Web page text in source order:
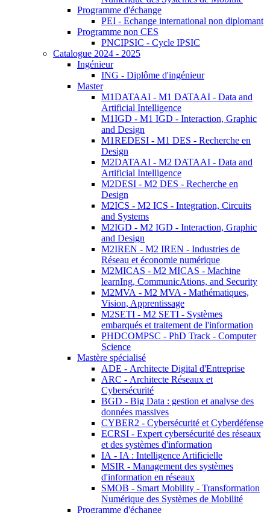
Programme d'échange
PEI - Echange international non diplomant
Programme non CES
PNCIPSIC - Cycle IPSIC
Catalogue 2024 - 2025
Ingénieur
ING - Diplôme d'ingénieur
Master
M1DATAAI - M1 DATAAI - Data and
Artificial Intelligence
M1IGD - M1 IGD - Interaction, Graphic
and Design
M1REDESI - M1 DES - Recherche en
Design
M2DATAAI - M2 DATAAI - Data and
Artificial Intelligence
M2DESI - M2 DES - Recherche en
Design
M2ICS - M2 ICS - Integration, Circuits
and Systems
M2IGD - M2 IGD - Interaction, Graphic
and Design
M2IREN - M2 IREN - Industries de
Réseau et économie numérique
M2MICAS - M2 MICAS - Machine
learnIng, CommunicAtions, and Security
M2MVA - M2 MVA - Mathématiques,
Vision, Apprentissage
M2SETI - M2 SETI - Systèmes
embarqués et traitement de l'information
PHDCOMPSC - PhD Track - Computer
Science
Mastère spécialisé
ADE - Architecte Digital d'Entreprise
ARC - Architecte Réseaux et
Cybersécurité
BGD - Big Data : gestion et analyse des
données massives
CYBER2 - Cybersécurité et Cyberdéfense
ECRSI - Expert cybersécurité des réseaux
et des systèmes d'information
IA - IA : Intelligence Artificielle
MSIR - Management des systèmes
d'information en réseaux
SMOB - Smart Mobility - Transformation
Numérique des Systèmes de Mobilité
Programme d'échange